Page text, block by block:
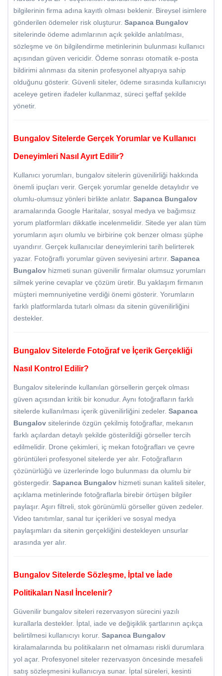
bilgilerinin firma adına kayıtlı olması beklenir. Bireysel isimlere
gönderilen ödemeler risk oluşturur. Sapanca Bungalov
sitelerinde ödeme adımlarının açık şekilde anlatılması,
sözleşme ve ön bilgilendirme metinlerinin bulunması kullanıcı
açısından güven vericidir. Ödeme sonrası otomatik e-posta
bildirimi alınması da sitenin profesyonel altyapıya sahip
olduğunu gösterir. Güvenli siteler, ödeme sırasında kullanıcıyı
aceleye getiren ifadeler kullanmaz, süreci şeffaf şekilde
yönetir.
Bungalov Sitelerde Gerçek Yorumlar ve Kullanıcı
Deneyimleri Nasıl Ayırt Edilir?
Kullanıcı yorumları, bungalov sitelerin güvenilirliği hakkında
önemli ipuçları verir. Gerçek yorumlar genelde detaylıdır ve
olumlu-olumsuz yönleri birlikte anlatır. Sapanca Bungalov
aramalarında Google Haritalar, sosyal medya ve bağımsız
yorum platformları dikkatle incelenmelidir. Sitede yer alan tüm
yorumların aşırı olumlu ve birbirine çok benzer olması şüphe
uyandırır. Gerçek kullanıcılar deneyimlerini tarih belirterek
yazar. Fotoğraflı yorumlar güven seviyesini artırır. Sapanca
Bungalov hizmeti sunan güvenilir firmalar olumsuz yorumları
silmek yerine cevaplar ve çözüm üretir. Bu yaklaşım firmanın
müşteri memnuniyetine verdiği önemi gösterir. Yorumların
farklı platformlarda tutarlı olması da sitenin güvenilirliğini
destekler.
Bungalov Sitelerde Fotoğraf ve İçerik Gerçekliği
Nasıl Kontrol Edilir?
Bungalov sitelerinde kullanılan görsellerin gerçek olması
güven açısından kritik bir konudur. Aynı fotoğrafların farklı
sitelerde kullanılması içerik güvenilirliğini zedeler. Sapanca
Bungalov sitelerinde özgün çekilmiş fotoğraflar, mekanın
farklı açılardan detaylı şekilde gösterildiği görseller tercih
edilmelidir. Drone çekimleri, iç mekan fotoğrafları ve çevre
görüntüleri profesyonel sitelerde yer alır. Fotoğrafların
çözünürlüğü ve üzerlerinde logo bulunması da olumlu bir
göstergedir. Sapanca Bungalov hizmeti sunan kaliteli siteler,
açıklama metinlerinde fotoğraflarla birebir örtüşen bilgiler
paylaşır. Aşırı filtreli, stok görünümlü görseller güven zedeler.
Video tanıtımlar, sanal tur içerikleri ve sosyal medya
paylaşımları da sitenin gerçekliğini destekleyen unsurlar
arasında yer alır.
Bungalov Sitelerde Sözleşme, İptal ve İade
Politikaları Nasıl İncelenir?
Güvenilir bungalov siteleri rezervasyon sürecini yazılı
kurallarla destekler. İptal, iade ve değişiklik şartlarının açıkça
belirtilmesi kullanıcıyı korur. Sapanca Bungalov
kiralamalarında bu politikaların net olmaması riskli durumlara
yol açar. Profesyonel siteler rezervasyon öncesinde mesafeli
satış sözleşmesini kullanıcıya sunar. İptal süreleri, kesinti